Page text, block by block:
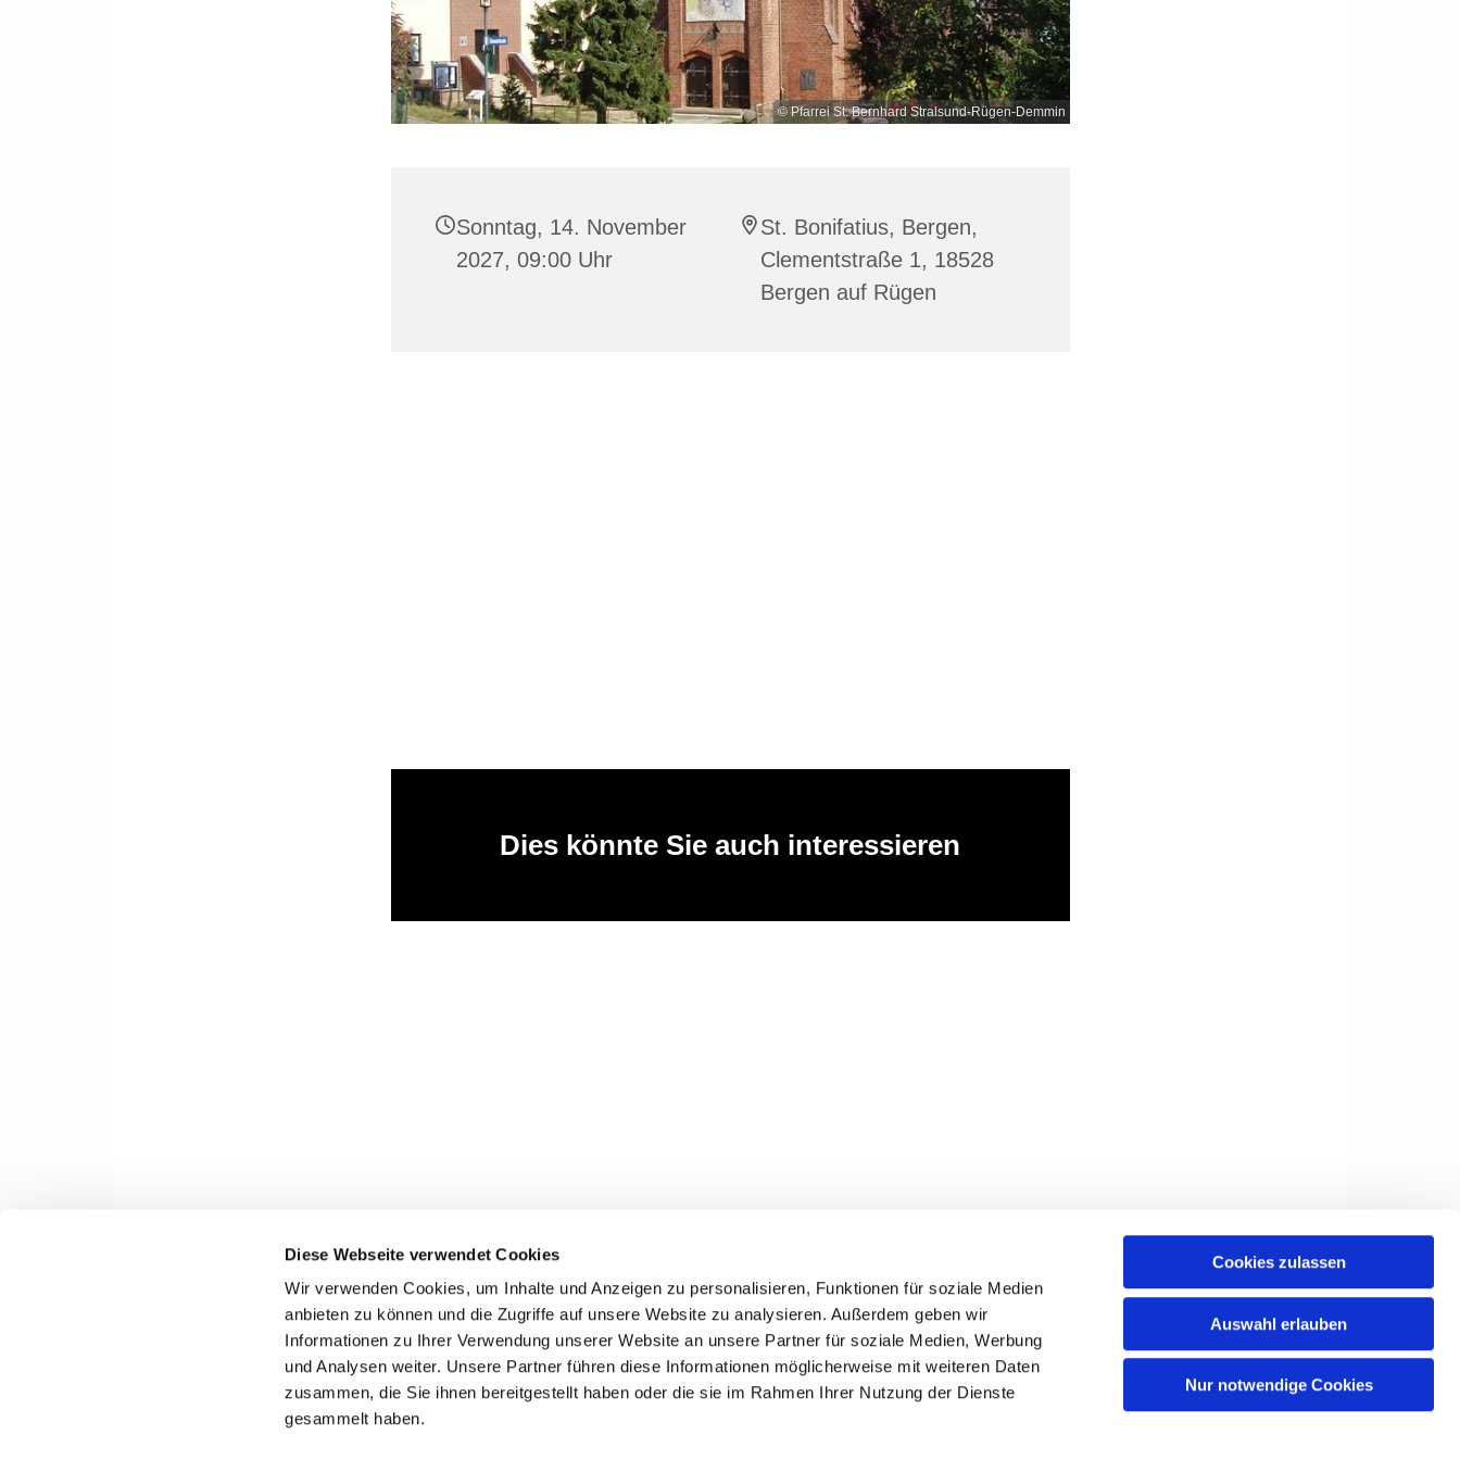
Diese Webseite verwendet Cookies
Wir verwenden Cookies, um Inhalte und Anzeigen zu personalisieren, Funktionen für soziale Medien
anbieten zu können und die Zugriffe auf unsere Website zu analysieren. Außerdem geben wir
Informationen zu Ihrer Verwendung unserer Website an unsere Partner für soziale Medien, Werbung
und Analysen weiter. Unsere Partner führen diese Informationen möglicherweise mit weiteren Daten
zusammen, die Sie ihnen bereitgestellt haben oder die sie im Rahmen Ihrer Nutzung der Dienste
gesammelt haben.
Cookies zulassen
Auswahl erlauben
Nur notwendige Cookies
© Pfarrei St. Bernhard Stralsund-Rügen-Demmin
Sonntag, 14. November
2027, 09:00 Uhr
St. Bonifatius, Bergen,
Clementstraße 1, 18528
Bergen auf Rügen
Dies könnte Sie auch interessieren